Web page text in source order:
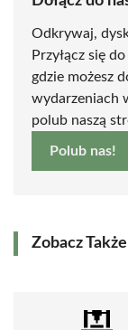
Odkrywaj,
Przyłącz się
gdzie możesz
wydarzeniach
polub naszą
Polub nas!
Zobacz Także